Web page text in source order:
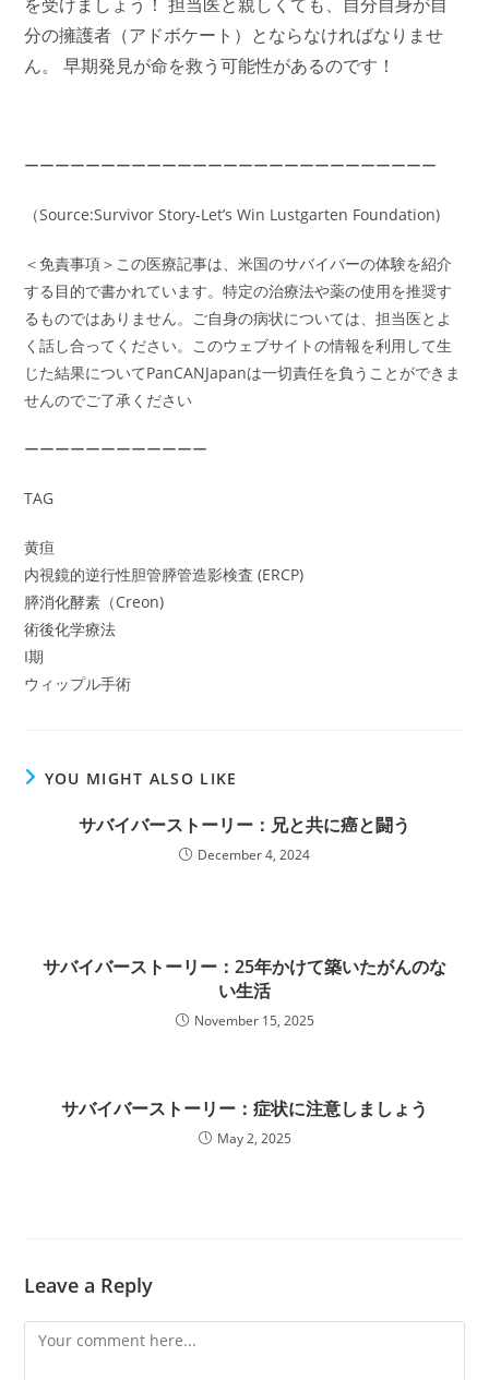
分の擁護者（アドボケート）とならなければなりませ
ん。早期発見が命を救う可能性があるのです！
ーーーーーーーーーーーーーーーーーーーーーーーーーーー
（Source:Survivor Story-Let’s Win Lustgarten Foundation)
＜免責事項＞この医療記事は、米国のサバイバーの体験を紹介
する目的で書かれています。特定の治療法や薬の使用を推奨す
るものではありません。ご自身の病状については、担当医とよ
く話し合ってください。このウェブサイトの情報を利用して生
じた結果についてPanCANJapanは一切責任を負うことができま
せんのでご了承ください
ーーーーーーーーーーーー
TAG
黄疸
内視鏡的逆行性胆管膵管造影検査 (ERCP)
膵消化酵素（Creon)
術後化学療法
I期
ウィップル手術
YOU MIGHT ALSO LIKE
サバイバーストーリー：兄と共に癌と闘う
December 4, 2024
サバイバーストーリー：25年かけて築いたがんのな
い生活
November 15, 2025
サバイバーストーリー：症状に注意しましょう
May 2, 2025
Leave a Reply
Comment